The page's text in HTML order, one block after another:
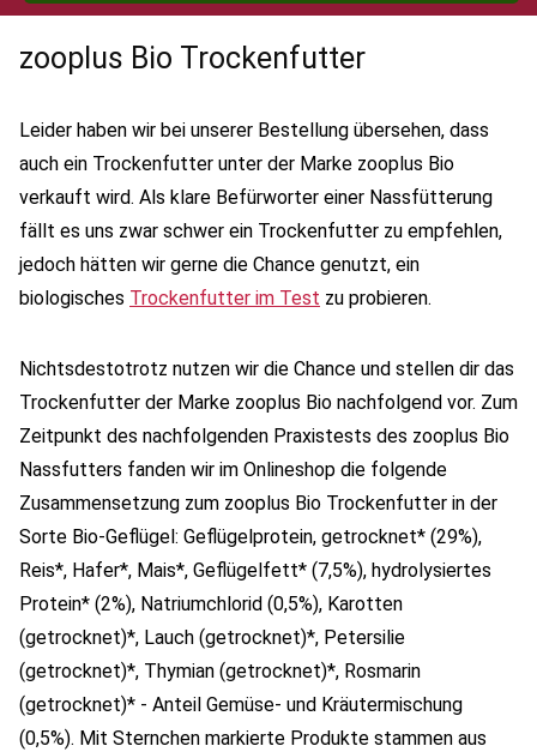
zooplus Bio Trockenfutter
Leider haben wir bei unserer Bestellung übersehen, dass
auch ein Trockenfutter unter der Marke zooplus Bio
verkauft wird. Als klare Befürworter einer Nassfütterung
fällt es uns zwar schwer ein Trockenfutter zu empfehlen,
jedoch hätten wir gerne die Chance genutzt, ein
biologisches Trockenfutter im Test zu probieren.
Nichtsdestotrotz nutzen wir die Chance und stellen dir das
Trockenfutter der Marke zooplus Bio nachfolgend vor. Zum
Zeitpunkt des nachfolgenden Praxistests des zooplus Bio
Nassfutters fanden wir im Onlineshop die folgende
Zusammensetzung zum zooplus Bio Trockenfutter in der
Sorte Bio-Geflügel: Geflügelprotein, getrocknet* (29%),
Reis*, Hafer*, Mais*, Geflügelfett* (7,5%), hydrolysiertes
Protein* (2%), Natriumchlorid (0,5%), Karotten
(getrocknet)*, Lauch (getrocknet)*, Petersilie
(getrocknet)*, Thymian (getrocknet)*, Rosmarin
(getrocknet)* - Anteil Gemüse- und Kräutermischung
(0,5%). Mit Sternchen markierte Produkte stammen aus